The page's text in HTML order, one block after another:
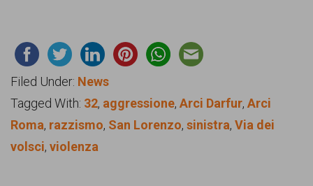
Filed Under: News
Tagged With: 32, aggressione, Arci Darfur, Arci
Roma, razzismo, San Lorenzo, sinistra, Via dei
volsci, violenza